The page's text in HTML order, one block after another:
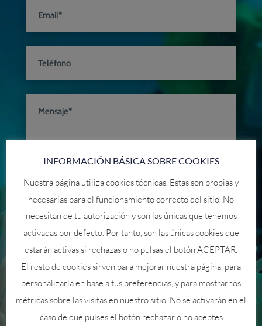
Respetamos tu privacidad
Envio de comunicaciones
Si, acepto el envio de comunicaciones promocionales
y ofertas.
7 + 11=
INFORMACIÓN BÁSICA SOBRE COOKIES
Nuestra página utiliza cookies técnicas. Estas son propias y
necesarias para el funcionamiento correcto del sitio. No
necesitan de tu autorización y son las únicas que tenemos
activadas por defecto. Por tanto, son las únicas cookies que
estarán activas si rechazas o no pulsas el botón ACEPTAR.
El resto de cookies sirven para mejorar nuestra página, para
personalizarla en base a tus preferencias, y para mostrarnos
métricas sobre las visitas en nuestro sitio. No se activarán en el
caso de que pulses el botón rechazar o no aceptes